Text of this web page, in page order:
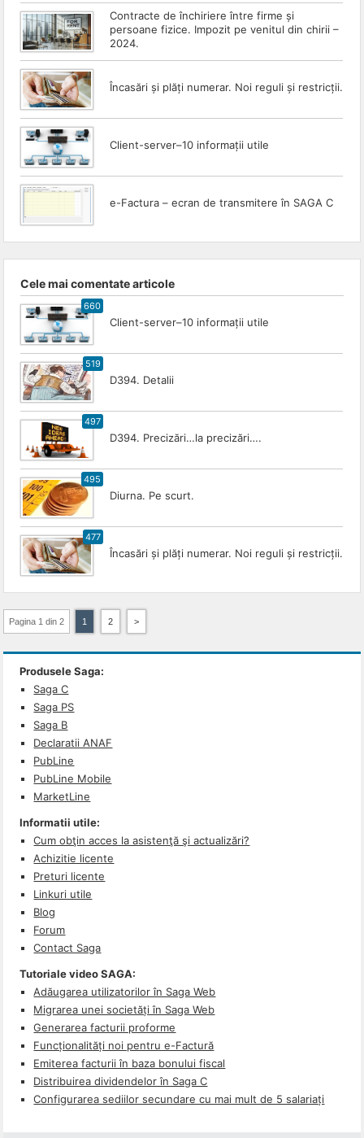
(REVISAL)
Contracte de închiriere între firme și
persoane fizice. Impozit pe venitul din chirii –
2024.
Încasări și plăți numerar. Noi reguli și restricții.
Client-server–10 informații utile
e-Factura – ecran de transmitere în SAGA C
Cele mai comentate articole
660
Client-server–10 informații utile
519
D394. Detalii
497
D394. Precizări…la precizări….
495
Diurna. Pe scurt.
477
Încasări și plăți numerar. Noi reguli și restricții.
Pagina 1 din 2 1 2 >
Produsele Saga:
Saga C
Saga PS
Saga B
Declaratii ANAF
PubLine
PubLine Mobile
MarketLine
Informatii utile:
Cum obţin acces la asistenţă şi actualizări?
Achizitie licente
Preturi licente
Linkuri utile
Blog
Forum
Contact Saga
Tutoriale video SAGA:
Adăugarea utilizatorilor în Saga Web
Migrarea unei societăți în Saga Web
Generarea facturii proforme
Funcționalități noi pentru e-Factură
Emiterea facturii în baza bonului fiscal
Distribuirea dividendelor în Saga C
Configurarea sediilor secundare cu mai mult de 5 salariați